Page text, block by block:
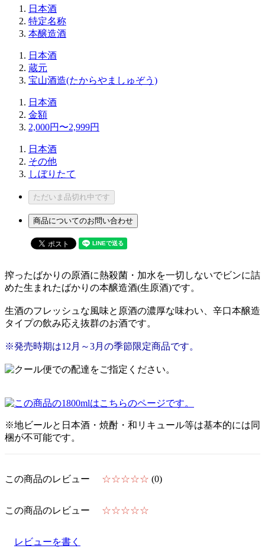
日本酒
特定名称
本醸造酒
日本酒
蔵元
宝山酒造(たからやましゅぞう)
日本酒
金額
2,000円〜2,999円
日本酒
その他
しぼりたて
ただいま品切れ中です
商品についてのお問い合わせ
搾ったばかりの原酒に熱殺菌・加水を一切しないでビンに詰
めた生まれたばかりの本醸造酒(生原酒)です。
生酒のフレッシュな風味と原酒の濃厚な味わい、辛口本醸造
タイプの飲み応え抜群のお酒です。
※発売時期は12月～3月の季節限定商品です。
※地ビールと日本酒・焼酎・和リキュール等は基本的には同
梱が不可能です。
この商品のレビュー ☆☆☆☆☆ (0)
この商品のレビュー ☆☆☆☆☆
レビューを書く